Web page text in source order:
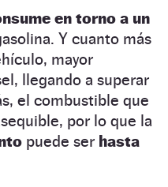
en torno a un
Y cuanto más
mayor
llegando a superar
el combustible que
por lo que la
puede ser hasta